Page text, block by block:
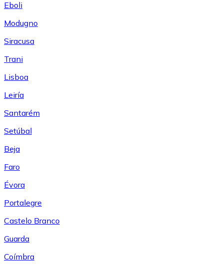
Eboli
Modugno
Siracusa
Trani
Lisboa
Leiría
Santarém
Setúbal
Beja
Faro
Évora
Portalegre
Castelo Branco
Guarda
Coímbra